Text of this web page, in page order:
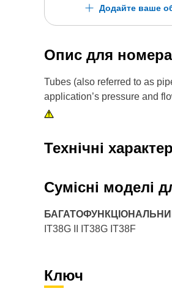
Додайте ваше
Опис для номера
Tubes (also referred to as
application’s pressure and
Технічні
Сумісні моделі
IT38G II IT38G IT38F
Ключ